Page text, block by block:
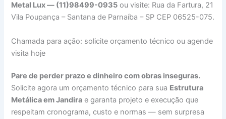
Metal Lux — (11)98499-0935 ou visite: Rua da Fartura, 21
Vila Poupança – Santana de Parnaíba – SP CEP 06525-075.
Chamada para ação: solicite orçamento técnico ou agende
visita hoje
Pare de perder prazo e dinheiro com obras inseguras.
Solicite agora um orçamento técnico para sua Estrutura
Metálica em Jandira e garanta projeto e execução que
respeitam cronograma, custo e normas — sem surpresa